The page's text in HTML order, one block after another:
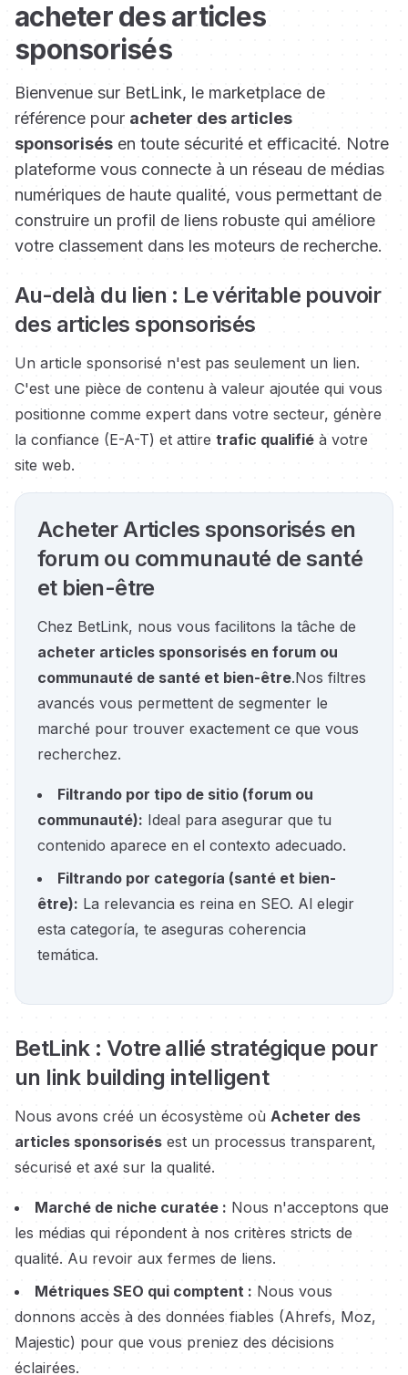
acheter des articles
sponsorisés
Bienvenue sur BetLink, le marketplace de
référence pour acheter des articles
sponsorisés en toute sécurité et efficacité. Notre
plateforme vous connecte à un réseau de médias
numériques de haute qualité, vous permettant de
construire un profil de liens robuste qui améliore
votre classement dans les moteurs de recherche.
Au-delà du lien : Le véritable pouvoir
des articles sponsorisés
Un article sponsorisé n'est pas seulement un lien.
C'est une pièce de contenu à valeur ajoutée qui vous
positionne comme expert dans votre secteur, génère
la confiance (E-A-T) et attire trafic qualifié à votre
site web.
Acheter Articles sponsorisés en
forum ou communauté de santé
et bien-être
Chez BetLink, nous vous facilitons la tâche de
acheter articles sponsorisés en forum ou
communauté de santé et bien-être.Nos filtres
avancés vous permettent de segmenter le
marché pour trouver exactement ce que vous
recherchez.
Filtrando por tipo de sitio (forum ou
communauté): Ideal para asegurar que tu
contenido aparece en el contexto adecuado.
Filtrando por categoría (santé et bien-
être): La relevancia es reina en SEO. Al elegir
esta categoría, te aseguras coherencia
temática.
BetLink : Votre allié stratégique pour
un link building intelligent
Nous avons créé un écosystème où Acheter des
articles sponsorisés est un processus transparent,
sécurisé et axé sur la qualité.
Marché de niche curatée : Nous n'acceptons que
les médias qui répondent à nos critères stricts de
qualité. Au revoir aux fermes de liens.
Métriques SEO qui comptent : Nous vous
donnons accès à des données fiables (Ahrefs, Moz,
Majestic) pour que vous preniez des décisions
éclairées.